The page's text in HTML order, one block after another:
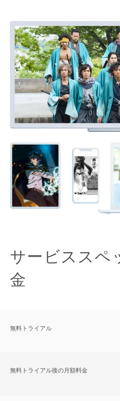
サービススペ
金
無料トライアル
無料トライアル後の⽉額料金